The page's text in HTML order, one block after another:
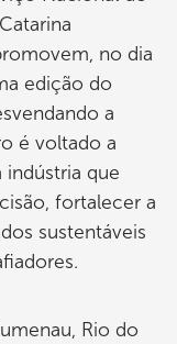
no dia
edição do
a
é voltado a
indústria que
fortalecer a
sustentáveis
Rio do